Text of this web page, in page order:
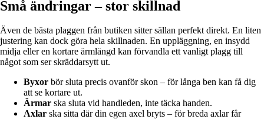
Små ändringar – stor skillnad
Även de bästa plaggen från butiken sitter sällan perfekt direkt. En liten
justering kan dock göra hela skillnaden. En uppläggning, en insydd
midja eller en kortare ärmlängd kan förvandla ett vanligt plagg till
något som ser skräddarsytt ut.
Byxor bör sluta precis ovanför skon – för långa ben kan få dig
att se kortare ut.
Ärmar ska sluta vid handleden, inte täcka handen.
Axlar ska sitta där din egen axel bryts – för breda axlar får